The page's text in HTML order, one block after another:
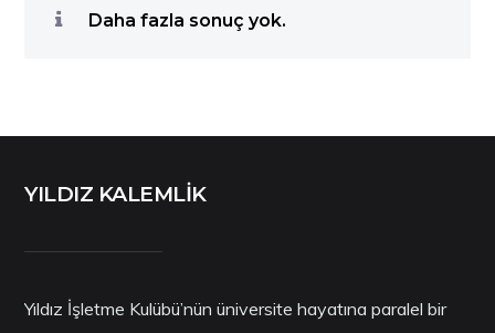
Daha fazla sonuç yok.
YILDIZ KALEMLİK
Yıldız İşletme Kulübü’nün üniversite hayatına paralel bir